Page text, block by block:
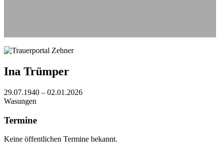
Ina Trümper
29.07.1940 – 02.01.2026
Wasungen
Termine
Keine öffentlichen Termine bekannt.